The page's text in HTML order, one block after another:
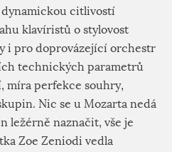
citlivostí
klavíristů o stylovost
i pro doprovázející orchestr
technických parametrů
míra perfekce souhry,
Nic se u Mozarta nedá
ležérně naznačit, vše je
Zoe Zeniodi vedla